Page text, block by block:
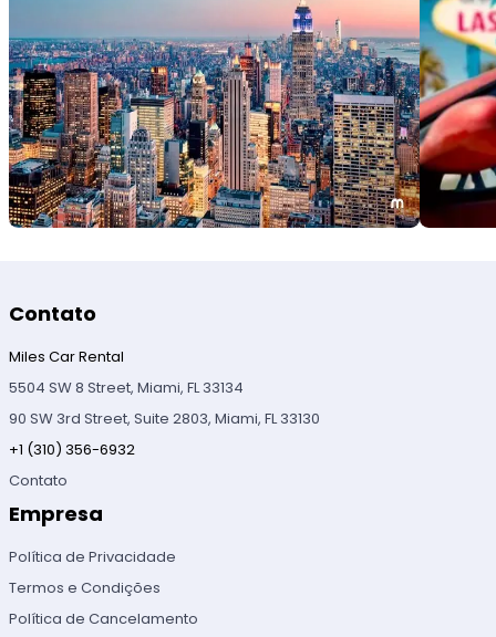
Contato
Miles Car Rental
5504 SW 8 Street, Miami, FL 33134
90 SW 3rd Street, Suite 2803, Miami, FL 33130
+1 (310) 356-6932
Contato
Empresa
Política de Privacidade
Termos e Condições
Política de Cancelamento